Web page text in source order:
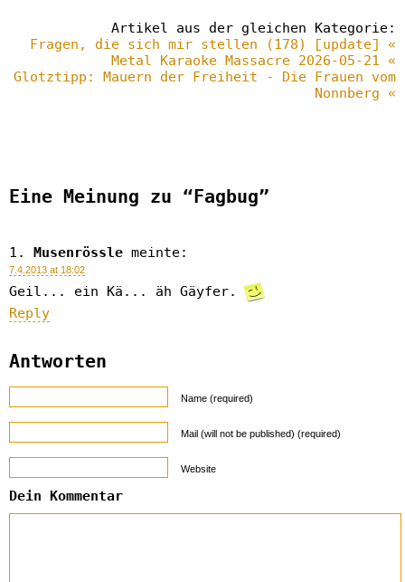
Artikel aus der gleichen Kategorie:
Fragen, die sich mir stellen (178) [update] «
Metal Karaoke Massacre 2026-05-21 «
Glotztipp: Mauern der Freiheit - Die Frauen vom
Nonnberg «
Eine Meinung zu “Fagbug”
Musenrössle meinte:
7.4.2013 at 18:02
Geil... ein Kä... äh Gäyfer.
Reply
Antworten
Name (required)
Mail (will not be published) (required)
Website
Dein Kommentar